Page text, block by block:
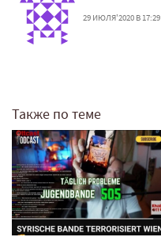
29 ИЮЛЯ'2020 В 17:29
Также по теме